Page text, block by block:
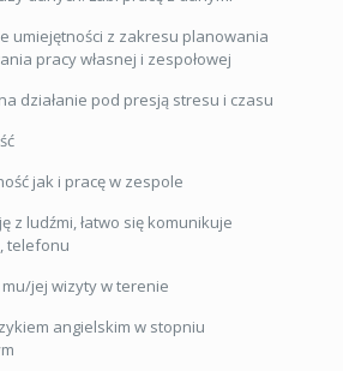
umiejętności z zakresu planowania
pracy własnej i zespołowej
działanie pod presją stresu i czasu
jak i pracę w zespole
z ludźmi, łatwo się komunikuje
telefonu
jej wizyty w terenie
angielskim w stopniu